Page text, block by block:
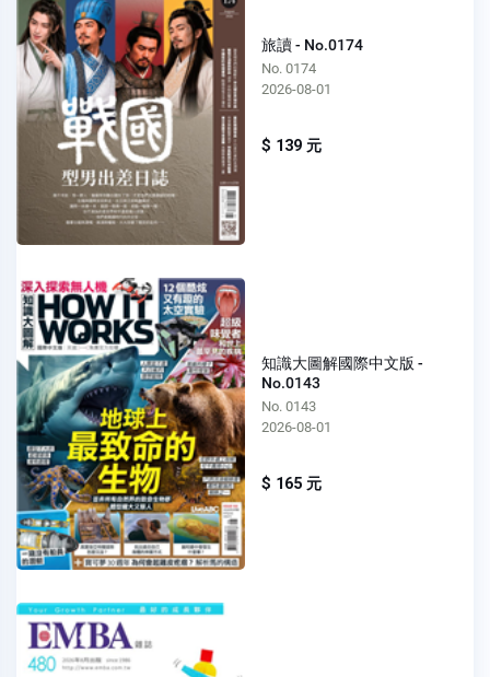
旅讀 - No.0174
No. 0174
2026-08-01
$ 139 元
知識大圖解國際中文版 -
No.0143
No. 0143
2026-08-01
$ 165 元